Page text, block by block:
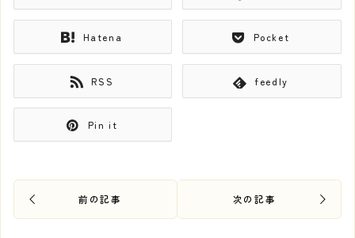
Hatena Pocket
RSS feedly
Pin it